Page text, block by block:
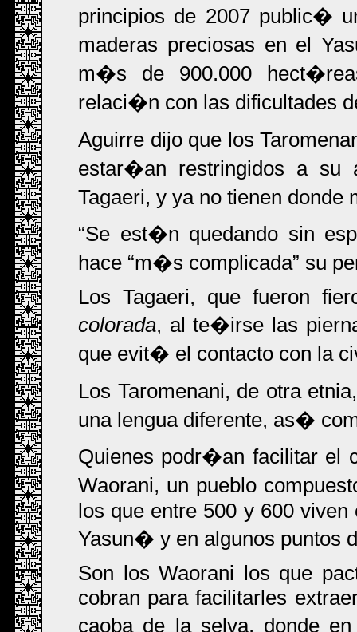
principios de 2007 public�
maderas preciosas en el
m�s de 900.000
relaci�n con las dificultades
Aguirre dijo que los
estar�an restringidos a su
Tagaeri, y ya no tienen
Se est�n quedando sin
hace m�s complicada su
Los Tagaeri, que fueron
colorada, al te�irse las
que evit� el contacto con la
Los Taromenani, de otra
una lengua diferente, as�
Quienes podr�an facilitar el
Waorani, un pueblo
los que entre 500 y 600
Yasun� y en algunos puntos
Son los Waorani los que
cobran para facilitarles
caoba de la selva, donde